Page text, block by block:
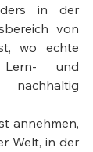
in der
von
wo echte
Lern- und
nachhaltig
annehmen,
Welt, in der